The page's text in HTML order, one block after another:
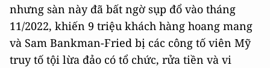
nhưng sàn này đã bất ngờ sụp đổ vào tháng
11/2022, khiến 9 triệu khách hàng hoang mang
và Sam Bankman-Fried bị các công tố viên Mỹ
truy tố tội lừa đảo có tổ chức, rửa tiền và vi